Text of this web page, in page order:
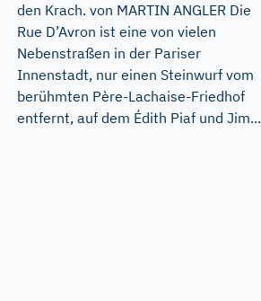
den Krach. von MARTIN ANGLER Die
Rue D’Avron ist eine von vielen
Nebenstraßen in der Pariser
Innenstadt, nur einen Steinwurf vom
berühmten Père-Lachaise-Friedhof
entfernt, auf dem Édith Piaf und Jim...